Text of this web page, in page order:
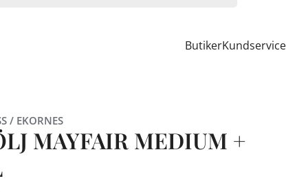
ButikerKundservice
/ EKORNES
MAYFAIR MEDIUM +